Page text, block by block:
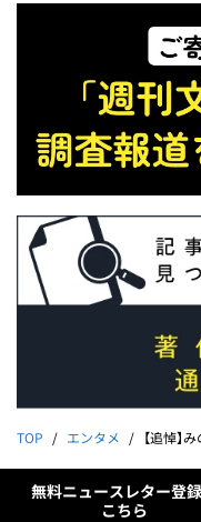
TOP エンタメ 【追悼】み
無料ニュースレター登
こちら